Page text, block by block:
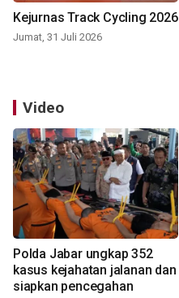
Kejurnas Track Cycling 2026
Jumat, 31 Juli 2026
Video
Polda Jabar ungkap 352
kasus kejahatan jalanan dan
siapkan pencegahan